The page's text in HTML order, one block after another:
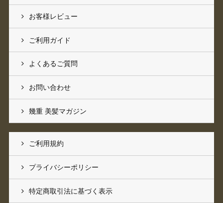
お客様レビュー
ご利用ガイド
よくあるご質問
お問い合わせ
幾重 美髪マガジン
ご利用規約
プライバシーポリシー
特定商取引法に基づく表示